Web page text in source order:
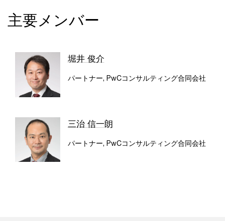
主要メンバー
堀井 俊介
パートナー, PwCコンサルティング合同会社
三治 信一朗
パートナー, PwCコンサルティング合同会社